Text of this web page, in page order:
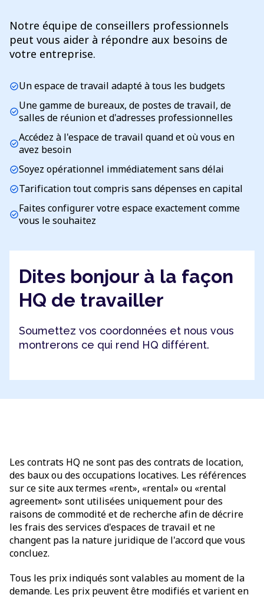
Notre équipe de conseillers professionnels
peut vous aider à répondre aux besoins de
votre entreprise.
check_circleUn espace de travail adapté à tous les budgets
check_circleUne gamme de bureaux, de postes de travail, de
salles de réunion et d'adresses professionnelles
check_circleAccédez à l'espace de travail quand et où vous en
avez besoin
check_circleSoyez opérationnel immédiatement sans délai
check_circleTarification tout compris sans dépenses en capital
check_circleFaites configurer votre espace exactement comme
vous le souhaitez
Dites bonjour à la façon
HQ de travailler
Soumettez vos coordonnées et nous vous
montrerons ce qui rend HQ différent.
Les contrats HQ ne sont pas des contrats de location,
des baux ou des occupations locatives. Les références
sur ce site aux termes «rent», «rental» ou «rental
agreement» sont utilisées uniquement pour des
raisons de commodité et de recherche afin de décrire
les frais des services d'espaces de travail et ne
changent pas la nature juridique de l'accord que vous
concluez.
Tous les prix indiqués sont valables au moment de la
demande. Les prix peuvent être modifiés et varient en